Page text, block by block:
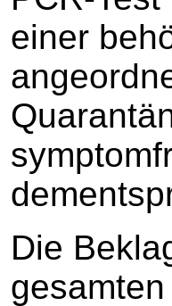
einer
Die